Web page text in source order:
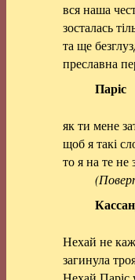
вся наша
зосталась
та ще
преславна
Паріс
як ти мене
щоб я такі
то я на те не
Нехай не
загинула